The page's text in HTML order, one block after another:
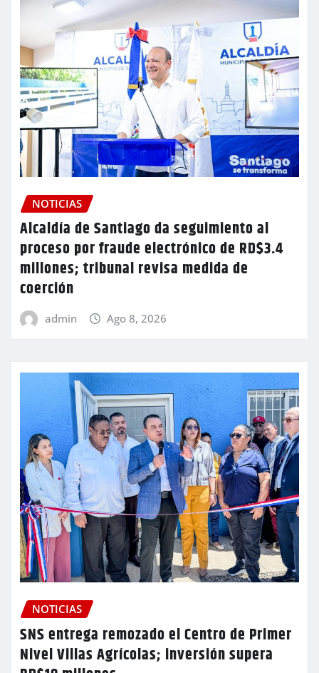
NOTICIAS
Alcaldía de Santiago da seguimiento al
proceso por fraude electrónico de RD$3.4
millones; tribunal revisa medida de
coerción
admin Ago 8, 2026
NOTICIAS
SNS entrega remozado el Centro de Primer
Nivel Villas Agrícolas; inversión supera